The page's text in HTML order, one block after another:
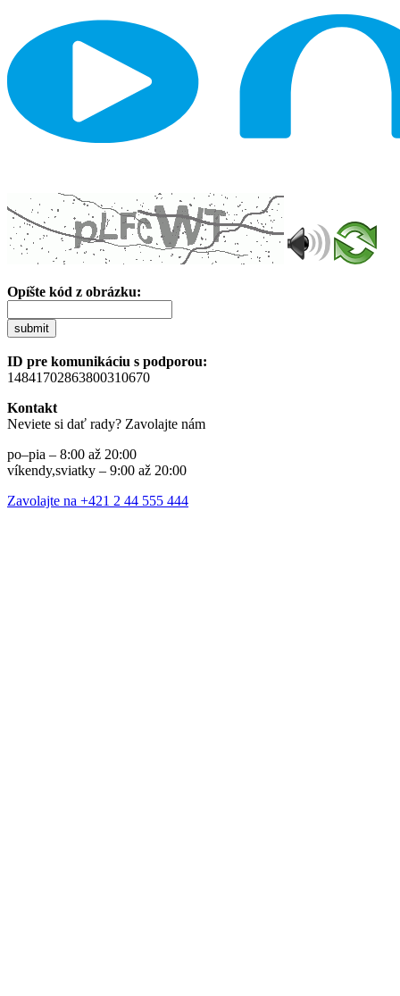
Opíšte kód z obrázku:
submit
ID pre komunikáciu s podporou:
14841702863800310670
Kontakt
Neviete si dať rady? Zavolajte nám
po–pia – 8:00 až 20:00
víkendy,sviatky – 9:00 až 20:00
Zavolajte na +421 2 44 555 444